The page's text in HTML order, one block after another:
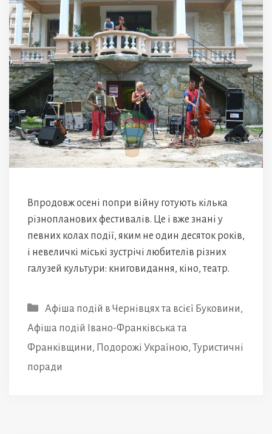
Впродовж осені попри війну готують кілька
різнопланових фестивалів. Це і вже знані у
певних колах події, яким не один десяток років,
і невеличкі міські зустрічі любителів різних
галузей культури: книговидання, кіно, театр.
Категорії
Афіша подій в Чернівцях та всієї Буковини,
Афіша подій Івано-Франківська та
Франківщини, Подорожі Україною, Туристичні
поради